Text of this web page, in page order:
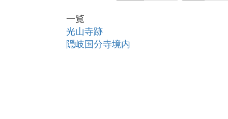
一覧
光山寺跡
隠岐国分寺境内